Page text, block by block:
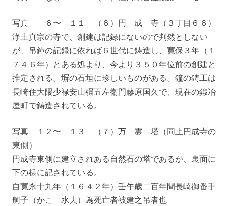
写真 ６〜 １１ （６）円 成 寺（３丁目６６）
浄土真宗の寺で、創建は記録にないので判然としない
が、吊鐘の記録に依れば６世代に鋳造し、寛保３年（１
７４６年）とある処より、今より３５０年位前の創建と
推定される。塀の石垣に珍しいものがある。鐘の鋳工は
長崎住大隈少禄安山彌五左衛門藤原国久で、現在の鍛冶
屋町で鋳造されている。
写真 １２〜 １３ （７）万 霊 塔（同上円成寺の
東側）
円成寺東側に建立されある自然石の塔であるが、裏面に
下の様に記されている。
自寛永十九年（１６４２年）壬午歳二百年間長崎御番手
舸子（かこ 水夫）為死亡者被建之吊者也